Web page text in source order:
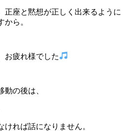
正座と黙想が正しく出来るように
ら。
お疲れ様でした
動の後は、
ければ話になりません。